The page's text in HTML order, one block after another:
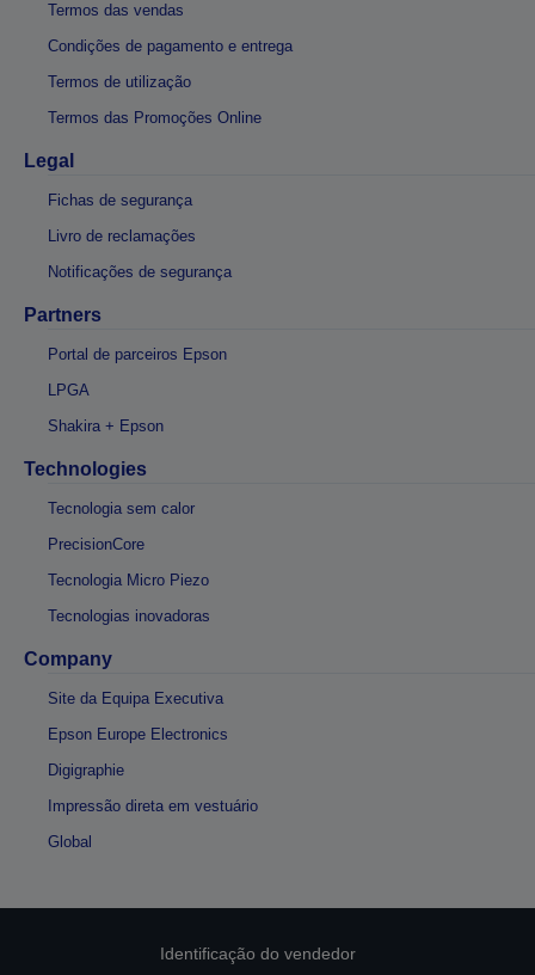
Termos das vendas
Condições de pagamento e entrega
Termos de utilização
Termos das Promoções Online
Legal
Fichas de segurança
Livro de reclamações
Notificações de segurança
Partners
Portal de parceiros Epson
LPGA
Shakira + Epson
Technologies
Tecnologia sem calor
PrecisionCore
Tecnologia Micro Piezo
Tecnologias inovadoras
Company
Site da Equipa Executiva
Epson Europe Electronics
Digigraphie
Impressão direta em vestuário
Global
Identificação do vendedor